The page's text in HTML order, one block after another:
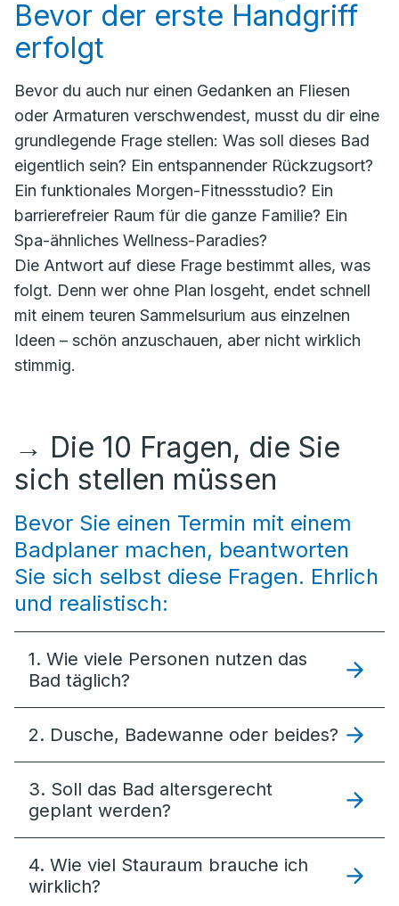
Bevor der erste Handgriff
erfolgt
Bevor du auch nur einen Gedanken an Fliesen
oder Armaturen verschwendest, musst du dir eine
grundlegende Frage stellen: Was soll dieses Bad
eigentlich sein? Ein entspannender Rückzugsort?
Ein funktionales Morgen-Fitnessstudio? Ein
barrierefreier Raum für die ganze Familie? Ein
Spa-ähnliches Wellness-Paradies?
Die Antwort auf diese Frage bestimmt alles, was
folgt. Denn wer ohne Plan losgeht, endet schnell
mit einem teuren Sammelsurium aus einzelnen
Ideen – schön anzuschauen, aber nicht wirklich
stimmig.
→ Die 10 Fragen, die Sie
sich stellen müssen
Bevor Sie einen Termin mit einem
Badplaner machen, beantworten
Sie sich selbst diese Fragen. Ehrlich
und realistisch:
1. Wie viele Personen nutzen das
Bad täglich?
2. Dusche, Badewanne oder beides?
3. Soll das Bad altersgerecht
geplant werden?
4. Wie viel Stauraum brauche ich
wirklich?